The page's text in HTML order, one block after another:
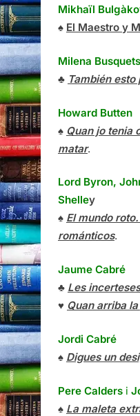
Mikhaïl
♠ El Maestro y
Milena Busquets
♣ También esto
Howard Butten
♠ Quan jo tenia
matar.
Lord Byron,
Shelley
♠ El mundo
románticos.
Jaume Cabré
♣ Les incerteses
♥ Quan arriba
Jordi Cabré
♠ Digues un
Pere Calders i
♠ La maleta